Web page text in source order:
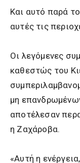
Και αυτό παρά
αυτές τις
Οι λεγόμενες
καθεστώς του
μη
αποτέλεσαν
η Ζαχάροβα.
«Αυτή η